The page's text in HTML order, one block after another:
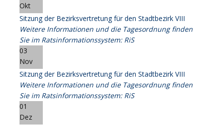
Okt
Sitzung der Bezirksvertretung für den Stadtbezirk VIII
Weitere Informationen und die Tagesordnung finden
Sie im Ratsinformationssystem: RiS
03
Nov
Sitzung der Bezirksvertretung für den Stadtbezirk VIII
Weitere Informationen und die Tagesordnung finden
Sie im Ratsinformationssystem: RiS
01
Dez